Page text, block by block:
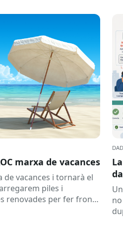
marxa de vacances
de vacances i tornarà el
piles i
renovades per fer front